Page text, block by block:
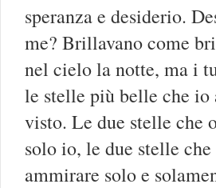
speranza e desiderio.
me? Brillavano come
nel cielo la notte, ma i
le stelle più belle che io
visto. Le due stelle che
solo io, le due stelle che
ammirare solo e